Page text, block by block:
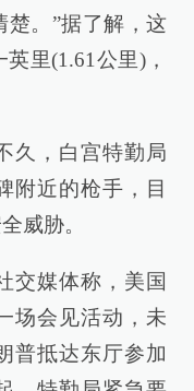
。”据了解，这
里(1.61公里)，
久，白宫特勤局
附近的枪手，目
威胁。
交媒体称，美国
场会见活动，未
普抵达东厅参加